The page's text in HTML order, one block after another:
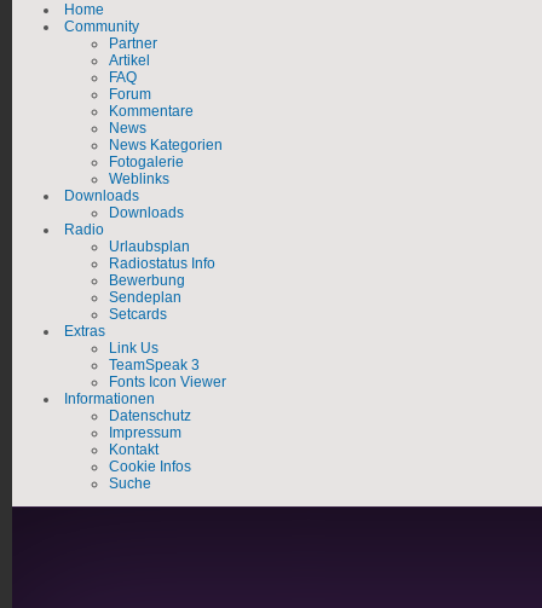
Home
Community
Partner
Artikel
FAQ
Forum
Kommentare
News
News Kategorien
Fotogalerie
Weblinks
Downloads
Downloads
Radio
Urlaubsplan
Radiostatus Info
Bewerbung
Sendeplan
Setcards
Extras
Link Us
TeamSpeak 3
Fonts Icon Viewer
Informationen
Datenschutz
Impressum
Kontakt
Cookie Infos
Suche